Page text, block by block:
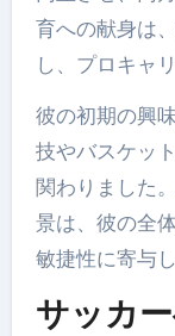
育への献身は
し、プロキャ
彼の初期の興
技やバスケッ
関わりました
景は、彼の全
敏捷性に寄与し
サッカ